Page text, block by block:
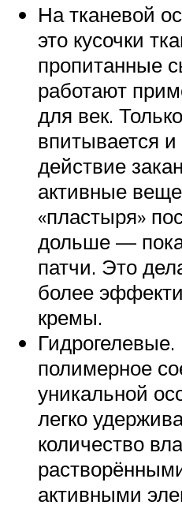
На тканевой
это кусочки
пропитанные
работают
для век.
впитывается и
действие
активные
«пластыря»
дольше —
патчи. Это
более
кремы.
полимерное
уникальной
легко
количество
активными